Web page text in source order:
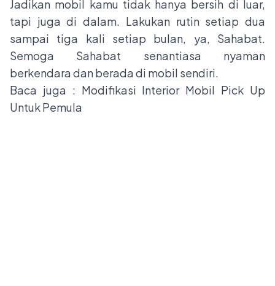
Jadikan mobil kamu tidak hanya bersih di luar,
tapi juga di dalam. Lakukan rutin setiap dua
sampai tiga kali setiap bulan, ya, Sahabat.
Semoga Sahabat senantiasa nyaman
berkendara dan berada di mobil sendiri.
Baca juga : Modifikasi Interior Mobil Pick Up
Untuk Pemula